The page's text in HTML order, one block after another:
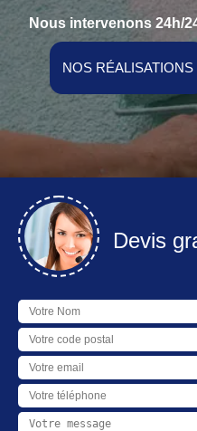
Nous intervenons 24h/
NOS RÉALISATIONS
Devis